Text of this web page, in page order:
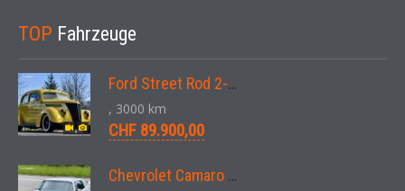
TOP Fahrzeuge
Ford Street Rod 2-Door V8 Aut. 1937
, 3000 km
CHF 89.900,00
Chevrolet Camaro SS 396 LS3 Coupe Aut. 1971